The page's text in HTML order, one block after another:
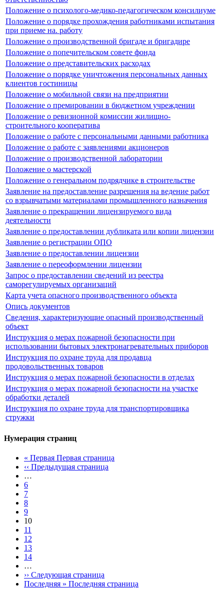
Положение о психолого-медико-педагогическом консилиуме
Положение о порядке прохождения работниками испытания
при приеме на. работу
Положение о производственной бригаде и бригадире
Положение о попечительском совете фонда
Положение о представительских расходах
Положение о порядке уничтожения персональных данных
клиентов гостиницы
Положение о мобильной связи на предприятии
Положение о премировании в бюджетном учреждении
Положение о ревизионной комиссии жилищно-
строительного кооператива
Положение о работе с персональными данными работника
Положение о работе с заявлениями акционеров
Положение о производственной лаборатории
Положение о мастерской
Положение о генеральном подрядчике в строительстве
Заявление на предоставление разрешения на ведение работ
со взрывчатыми материалами промышленного назначения
Заявление о прекращении лицензируемого вида
деятельности
Заявление о предоставлении дубликата или копии лицензии
Заявление о регистрации ОПО
Заявление о предоставлении лицензии
Заявление о переоформлении лицензии
Запрос о предоставлении сведений из реестра
саморегулируемых организаций
Карта учета опасного производственного объекта
Опись документов
Сведения, характеризующие опасный производственный
объект
Инструкция о мерах пожарной безопасности при
использовании бытовых электронагревательных приборов
Инструкция по охране труда для продавца
продовольственных товаров
Инструкция о мерах пожарной безопасности в отделах
Инструкция о мерах пожарной безопасности на участке
обработки деталей
Инструкция по охране труда для транспортировщика
стружки
Нумерация страниц
« Первая Первая страница
‹‹ Предыдущая страница
…
6
7
8
9
10
11
12
13
14
…
›› Следующая страница
Последняя » Последняя страница